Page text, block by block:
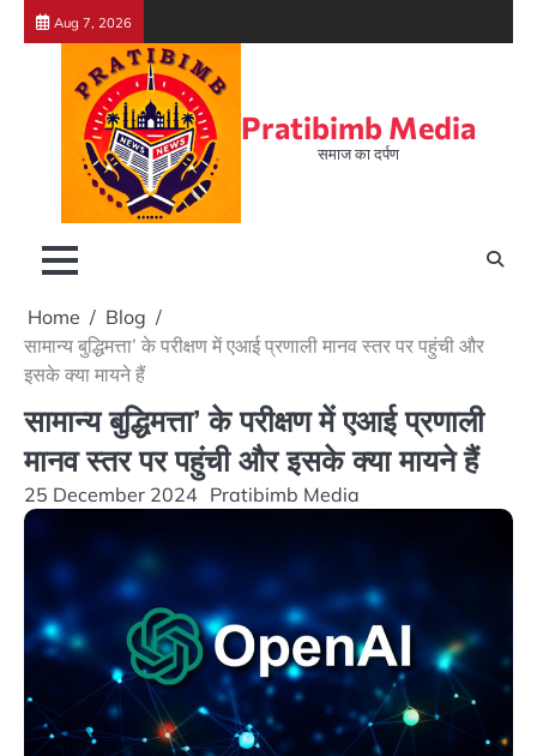
Skip
Aug 7, 2026
Pratibimb Media
समाज का दर्पण
Home
Blog
सामान्य बुद्धिमत्ता’ के परीक्षण में एआई प्रणाली मानव स्तर पर पहुंची और
इसके क्या मायने हैं
सामान्य बुद्धिमत्ता’ के परीक्षण में एआई प्रणाली
मानव स्तर पर पहुंची और इसके क्या मायने हैं
25 December 2024 Pratibimb Media